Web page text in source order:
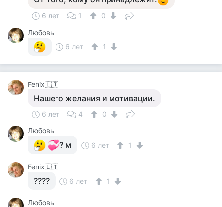
6 лет 1
0
Любовь
6 лет
1
Fenix🇱🇹
Нашего желания и мотивации.
6 лет 4
0
Любовь
? м 6 лет 1
Fenix🇱🇹
???? 6 лет 1
Любовь